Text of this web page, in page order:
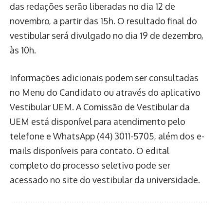
das redações serão liberadas no dia 12 de
novembro, a partir das 15h. O resultado final do
vestibular será divulgado no dia 19 de dezembro,
às 10h.
Informações adicionais podem ser consultadas
no Menu do Candidato ou através do aplicativo
Vestibular UEM. A Comissão de Vestibular da
UEM está disponível para atendimento pelo
telefone e WhatsApp (44) 3011-5705, além dos e-
mails disponíveis para contato. O edital
completo do processo seletivo pode ser
acessado no site do vestibular da universidade.